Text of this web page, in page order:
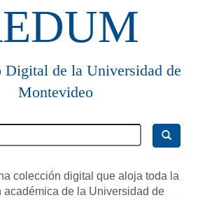
Digital de la Universidad de
Montevideo
colección digital que aloja toda la
académica de la Universidad de